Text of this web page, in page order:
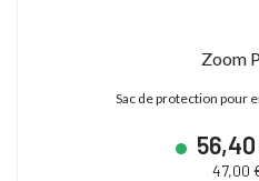
Zoom
Sac de protection pour
47,00